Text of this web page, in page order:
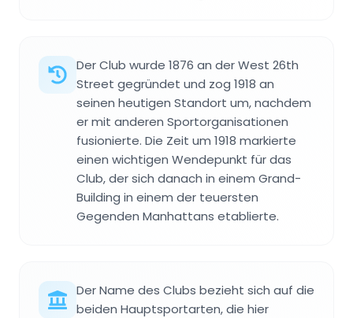
Der Club wurde 1876 an der West 26th
Street gegründet und zog 1918 an
seinen heutigen Standort um, nachdem
er mit anderen Sportorganisationen
fusionierte. Die Zeit um 1918 markierte
einen wichtigen Wendepunkt für das
Club, der sich danach in einem Grand-
Building in einem der teuersten
Gegenden Manhattans etablierte.
Der Name des Clubs bezieht sich auf die
beiden Hauptsportarten, die hier